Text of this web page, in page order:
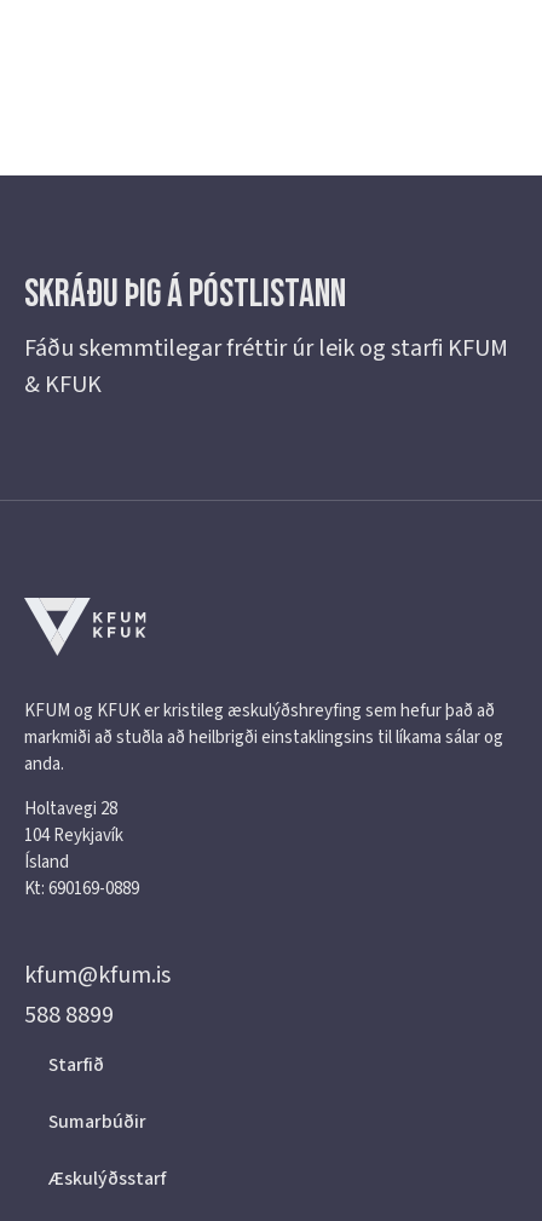
Skráðu þig á Póstlistann
Fáðu skemmtilegar fréttir úr leik og starfi KFUM
& KFUK
KFUM og KFUK er kristileg æskulýðshreyfing sem hefur það að
markmiði að stuðla að heilbrigði einstaklingsins til líkama sálar og
anda.
Holtavegi 28
104 Reykjavík
Ísland
Kt: 690169-0889
kfum@kfum.is
588 8899
Starfið
Sumarbúðir
Æskulýðsstarf